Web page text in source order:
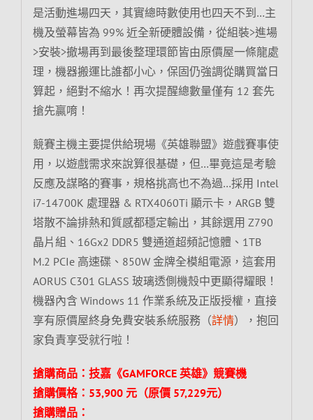
是活動進場四天，其實總時數使用也四天不到…主
機及螢幕皆為 99% 近全新硬體設備，從組裝>進場
>安裝>撤場再到最後整理環節皆由原價屋一條龍處
理，機器搬運比誰都小心，保固仍強調從購買當日
算起，絕對不縮水！再次提醒總數量僅有 12 套先
搶先贏唷！
競賽主機主要提供給現場《英雄聯盟》遊戲賽事使
用，以遊戲需求來說算很基礎，但…畢竟這是考驗
反應及謀略的賽事，規格挑高也不為過…採用 Intel
i7-14700K 處理器 & RTX4060Ti 顯示卡，ARGB 雙
塔散不論排熱和質感都穩定輸出，其餘選用 Z790
晶片組、16Gx2 DDR5 雙通道超頻記憶體、1TB
M.2 PCIe 高速碟、850W 金牌全模組電源，這套用
AORUS C301 GLASS 玻璃透側機殼中更顯得耀眼！
機器內含 Windows 11 作業系統及正版授權，直接
享有原價屋終身免費安裝系統服務（詳情），抱回
家負責享受就行啦！
搶購商品：技嘉《GAMFORCE 英雄》競賽機
搶購價格：53,900 元（原價 57,229元）
搶購贈品：